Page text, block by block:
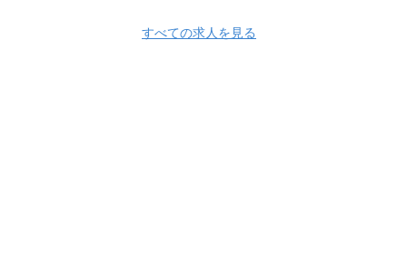
すべての求人を見る